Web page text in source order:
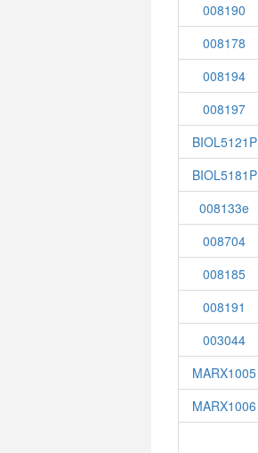
008190
008178
008194
008197
BIOL5121P
BIOL5181P
008133e
008704
008185
008191
003044
MARX1005
MARX1006